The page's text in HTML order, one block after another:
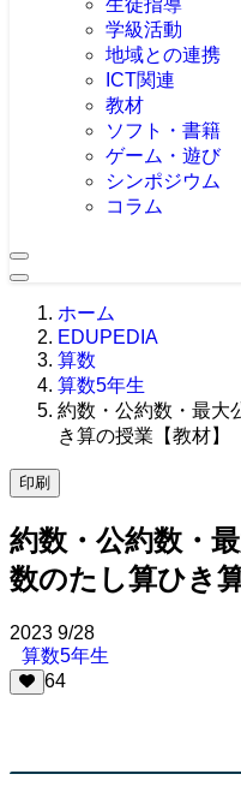
生徒指導
学級活動
地域との連携
ICT関連
教材
ソフト・書籍
ゲーム・遊び
シンポジウム
コラム
ホーム
EDUPEDIA
算数
算数5年生
約数・公約数・最
き算の授業【教材】
印刷
約数・公約数・
数のたし算ひき
2023 9/28
算数5年生
64